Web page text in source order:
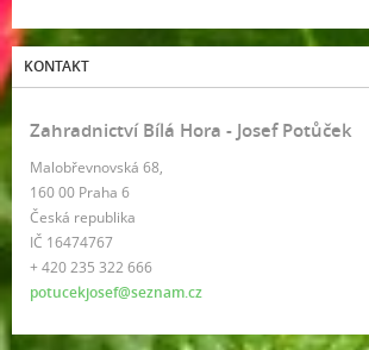
KONTAKT
Zahradnictví Bílá Hora - Josef Potůček
Malobřevnovská 68,
160 00 Praha 6
Česká republika
IČ 16474767
+ 420 235 322 666
potucekjosef@seznam.cz